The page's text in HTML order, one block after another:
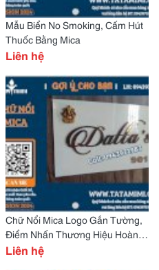
Mẫu Biển No Smoking, Cấm Hút
Thuốc Bằng Mica
Liên hệ
Chữ Nổi Mica Logo Gắn Tường,
Điểm Nhấn Thương Hiệu Hoàn
Hảo
Liên hệ